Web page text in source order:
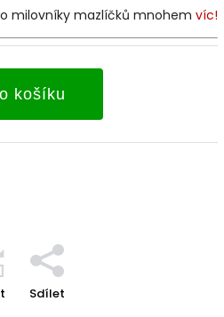
košíku
milovníky mazlíčků mnohem víc!
Sdílet